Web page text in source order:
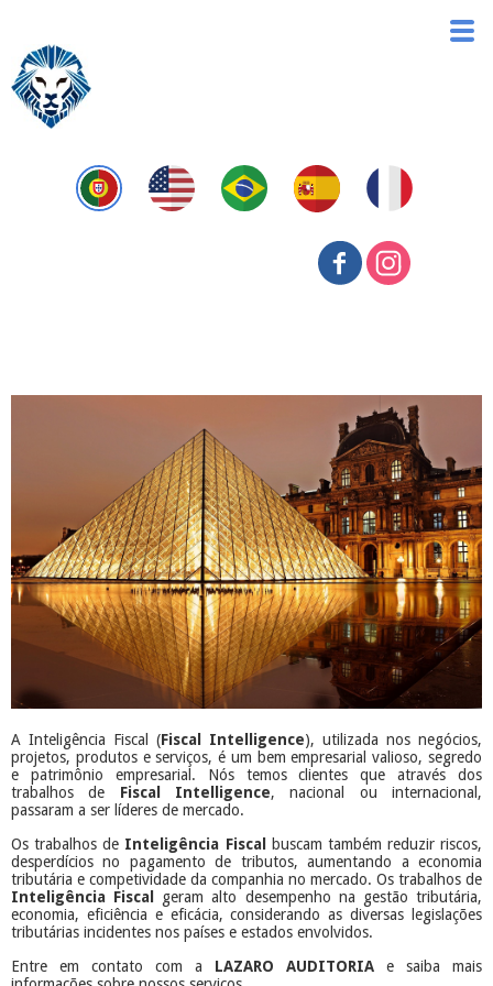
A Inteligência Fiscal (Fiscal Intelligence), utilizada nos negócios,
projetos, produtos e serviços, é um bem empresarial valioso, segredo
e patrimônio empresarial. Nós temos clientes que através dos
trabalhos de Fiscal Intelligence, nacional ou internacional,
passaram a ser líderes de mercado.
Os trabalhos de Inteligência Fiscal
buscam também reduzir riscos,
desperdícios no pagamento de tributos, aumentando a economia
tributária e competividade da companhia no mercado. Os trabalhos de
Inteligência Fiscal geram alto desempenho na gestão tributária,
economia, eficiência e eficácia, considerando as diversas legislações
tributárias incidentes nos países e estados envolvidos.
Entre em contato com a LAZARO AUDITORIA e saiba mais